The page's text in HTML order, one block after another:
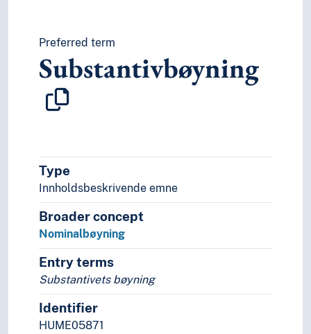
Relativisering
Resiproke konstruksjoner
Semantikk
Semantiske roller
Sted og rom (Lingvistikk)
Kryptologi
Leksikologi
Lingvistiske retninger/skoler
Navneforskning
Oversettelse
Paleografi
Referanseveksling
Runologi
Språkanalyse
Språkbruk
Språkform
Preferred term
Substantivbøyning
Type
Innholdsbeskrivende emne
Broader concept
Nominalbøyning
Entry terms
Substantivets bøyning
Identifier
HUME05871